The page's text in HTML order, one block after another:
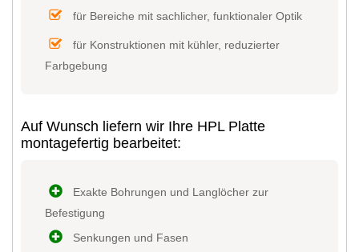
für Bereiche mit sachlicher, funktionaler Optik
für Konstruktionen mit kühler, reduzierter
Farbgebung
Auf Wunsch liefern wir Ihre HPL Platte
montagefertig bearbeitet:
Exakte Bohrungen und Langlöcher zur
Befestigung
Senkungen und Fasen